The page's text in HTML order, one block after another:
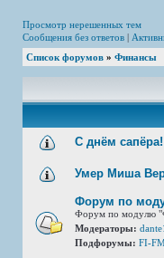
Просмотр нерешенных тем
Сообщения без ответов |
Список форумов » Финансы
С днём сапёра!
Умер Миша
Форум по
Форум по модулю
Модераторы:
Подфорумы: FI-